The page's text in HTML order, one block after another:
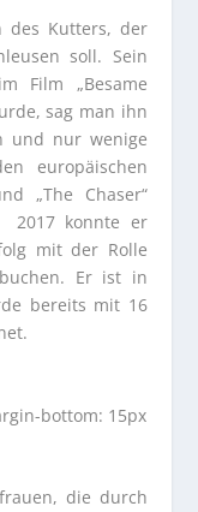
des Kutters, der
soll. Sein
Film „Besame
sag man ihn
und nur wenige
europäischen
„The Chaser“
2017 konnte er
mit der Rolle
Er ist in
bereits mit 16
bottom: 15px
die durch